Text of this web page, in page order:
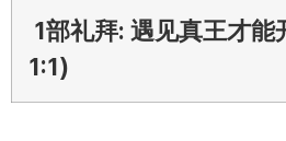
1部礼拜: 遇见真王才能
1:1)